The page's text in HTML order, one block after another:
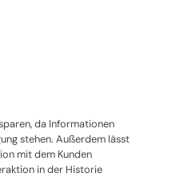
da Informationen
stehen. Außerdem lässt
mit dem Kunden
in der Historie